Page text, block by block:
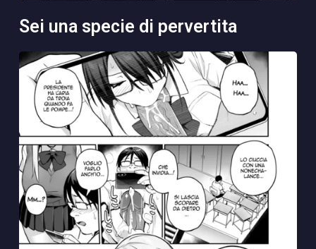
sei una specie di pervertita